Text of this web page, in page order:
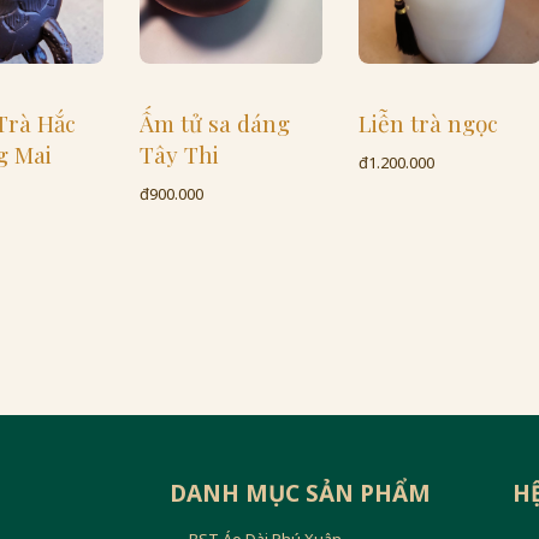
Ấm tử sa dáng
Tây Thi
Liễn trà ngọc
đ1.200.000
DANH MỤC SẢN PHẨM